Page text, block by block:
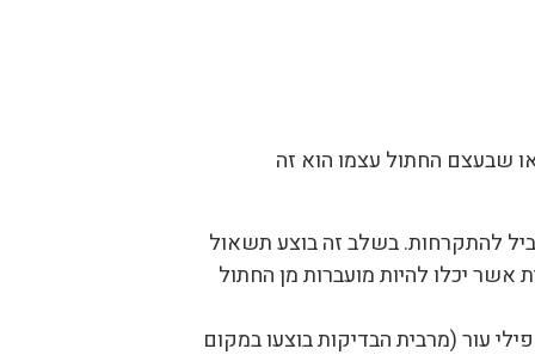
שבעצם החתול עצמו הוא זה
להתקרחות. בשלב זה בוצע תשאול
יכלו להיות מועברות מן החתול
עור (מרבית הבדיקות בוצעו במקום